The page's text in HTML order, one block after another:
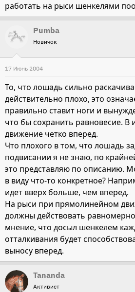
работать на рыси шенкелями
Pumba
Новичок
17 Июнь 2004
То, что лошадь сильно
действительно плохо, это
правильно ставит ноги и
что бы сохранить равновесие. В
движение четко вперед.
Что плохого в том, что лошадь
подвисании я не знаю, по
это представляю по описанию.
в виду что-то конкретное?
идет вверх больше, чем вперед.
На рыси при прямолинейном
должны действовать
мнение, что досыл шенкелем
отталкивания будет
выносу вперед.
Tananda
Активист